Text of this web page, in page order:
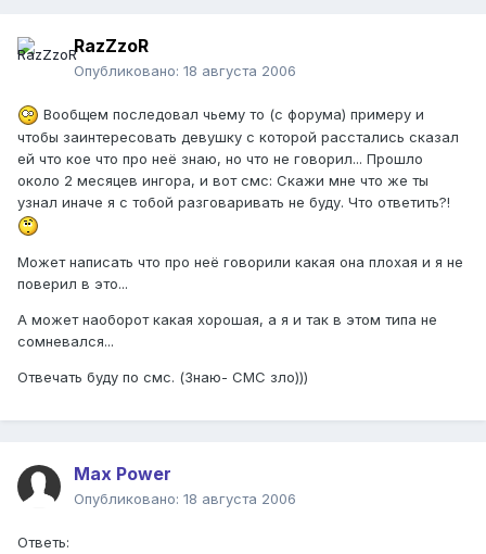
RazZzoR
Опубликовано: 18 августа 2006
Вообщем последовал чьему то (с форума) примеру и
чтобы заинтересовать девушку с которой расстались сказал
ей что кое что про неё знаю, но что не говорил... Прошло
около 2 месяцев ингора, и вот смс: Скажи мне что же ты
узнал иначе я с тобой разговаривать не буду. Что ответить?!
Может написать что про неё говорили какая она плохая и я не
поверил в это...
А может наоборот какая хорошая, а я и так в этом типа не
сомневался...
Отвечать буду по смс. (Знаю- СМС зло)))
Max Power
Опубликовано: 18 августа 2006
Ответь: